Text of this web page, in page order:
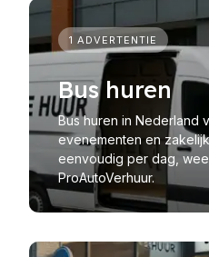
1 ADVERTENTIE
Bus huren
Bus huren in Nederland
evenementen en
eenvoudig per dag,
ProAutoVerhuur.